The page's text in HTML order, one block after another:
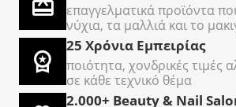
επαγγελματικά προϊόντα
νύχια, τα μαλλιά και το
25 Χρόνια Εμπειρίας
ποιότητα, χονδρικές τιμές
σε κάθε τεχνικό θέμα
2.000+ Beauty & Nail